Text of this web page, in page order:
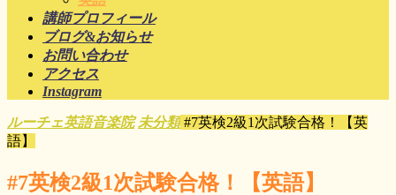
講師プロフィール
ブログ&お知らせ
お問い合わせ
アクセス
Instagram
ルーチェ英語音楽院 未分類 #7英検2級1次試験合格！【英
語】
#7英検2級1次試験合格！【英語】